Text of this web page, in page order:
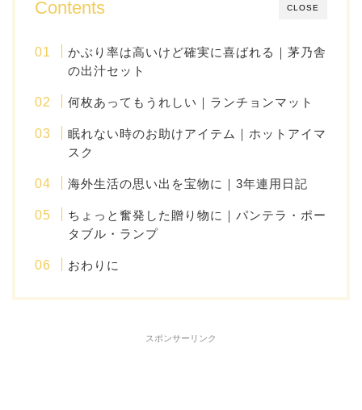
CLOSE
Contents
かぶり率は高いけど確実に喜ばれる｜茅乃舎
の出汁セット
何枚あってもうれしい｜ランチョンマット
眠れない時のお助けアイテム｜ホットアイマ
スク
海外生活の思い出を宝物に｜3年連用日記
ちょっと奮発した贈り物に｜パンテラ・ポー
タブル・ランプ
おわりに
スポンサーリンク